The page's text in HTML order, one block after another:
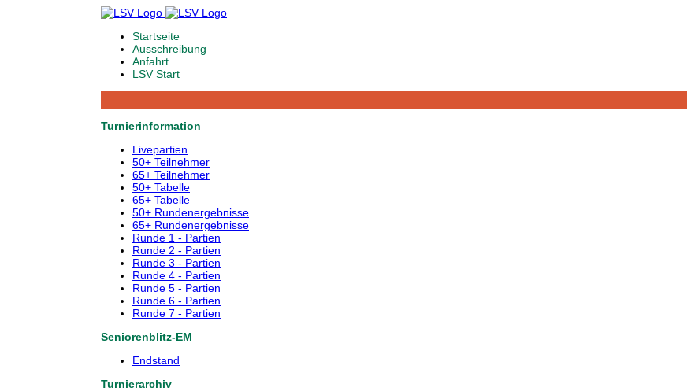
Startseite
Ausschreibung
Anfahrt
LSV Start
Turnierinformation
Livepartien
50+ Teilnehmer
65+ Teilnehmer
50+ Tabelle
65+ Tabelle
50+ Rundenergebnisse
65+ Rundenergebnisse
Runde 1 - Partien
Runde 2 - Partien
Runde 3 - Partien
Runde 4 - Partien
Runde 5 - Partien
Runde 6 - Partien
Runde 7 - Partien
Seniorenblitz-EM
Endstand
Turnierarchiv